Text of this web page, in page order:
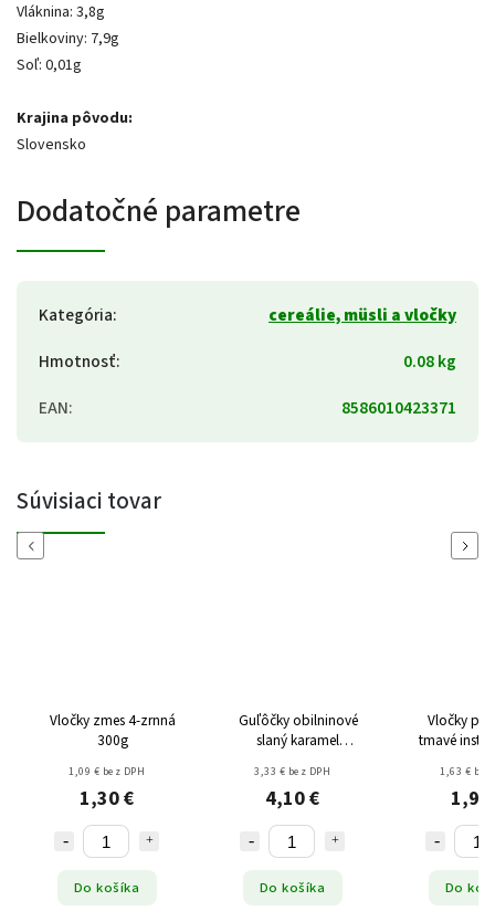
Vláknina: 3,8g
Bielkoviny: 7,9g
Soľ: 0,01g
Krajina pôvodu:
Slovensko
Dodatočné parametre
Kategória:
cereálie, müsli a vločky
Hmotnosť:
0.08 kg
EAN: 8586010423371
Súvisiaci tovar
Previous
Vločky zmes 4-zrnná
300g
1,09 € bez DPH
1,30 €
Do košíka
Guľôčky obilninové
slaný karamel
3,33 € bez DPH
4,10 €
Do košíka
Vločky
tmavé
1,63 € bez
1,94
Do
Next